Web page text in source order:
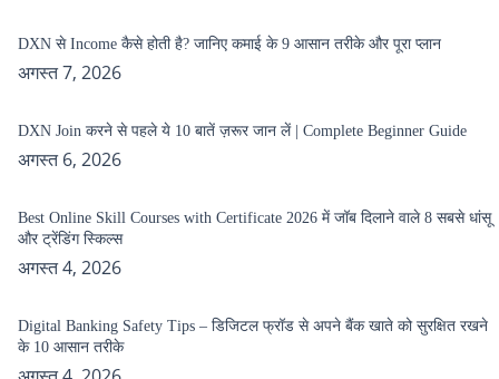
DXN से Income कैसे होती है? जानिए कमाई के 9 आसान तरीके और पूरा प्लान
अगस्त 7, 2026
DXN Join करने से पहले ये 10 बातें ज़रूर जान लें | Complete Beginner Guide
अगस्त 6, 2026
Best Online Skill Courses with Certificate 2026 में जॉब दिलाने वाले 8 सबसे धांसू
और ट्रेंडिंग स्किल्स
अगस्त 4, 2026
Digital Banking Safety Tips – डिजिटल फ्रॉड से अपने बैंक खाते को सुरक्षित रखने
के 10 आसान तरीके